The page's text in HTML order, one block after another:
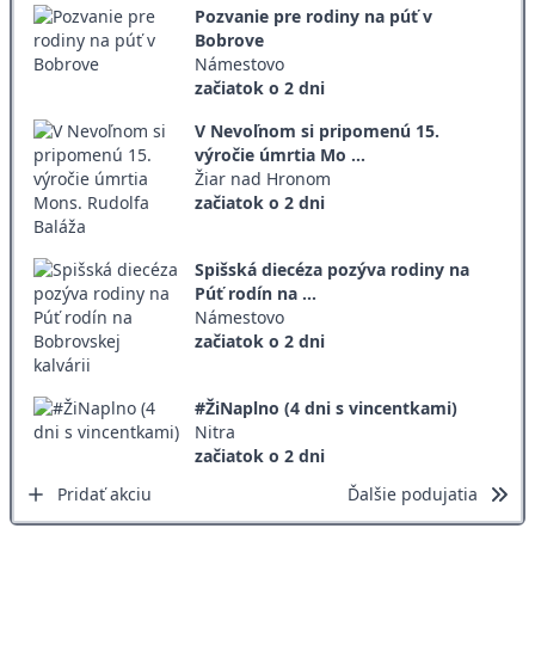
Pozvanie pre rodiny na púť v
Bobrove
Námestovo
začiatok o 2 dni
V Nevoľnom si pripomenú 15.
výročie úmrtia Mo ...
Žiar nad Hronom
začiatok o 2 dni
Spišská diecéza pozýva rodiny na
Púť rodín na ...
Námestovo
začiatok o 2 dni
#ŽiNaplno (4 dni s vincentkami)
Nitra
začiatok o 2 dni
Pridať akciu
Ďalšie podujatia